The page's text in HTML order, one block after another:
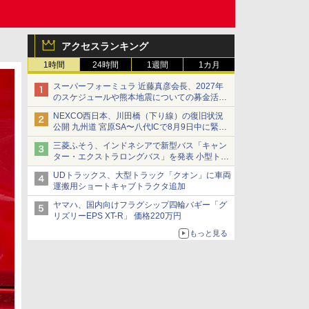
アクセスランキング
1時間 24時間 1週間 1カ月
スーパーフォーミュラ 近藤真彦会長、2027年
のスケジュールや熊本地震についての募金活動
を紹介
NEXCO西日本、川田橋（下り線）の復旧状況
公開 九州道 宮原SA〜八代ICで8月9日中に緊急
車両を通行可能に
三菱ふそう、インドネシアで新型バス「キャン
ター・エクストラロングバス」を発表 小型トラ
ックベースの観光・旅客輸送向けバス
UDトラックス、大型トラック「クオン」に車両
運搬用ショートキャブトラクタ追加
ヤマハ、国内向けフラグシップ四輪バギー「グ
リズリーEPS XT-R」 価格220万円
もっと見る